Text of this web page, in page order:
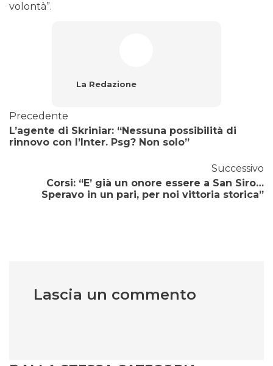
volontà”.
La Redazione
Precedente
L’agente di Skriniar: “Nessuna possibilità di
rinnovo con l’Inter. Psg? Non solo”
Successivo
Corsi: “E’ già un onore essere a San Siro…
Speravo in un pari, per noi vittoria storica”
Lascia un commento